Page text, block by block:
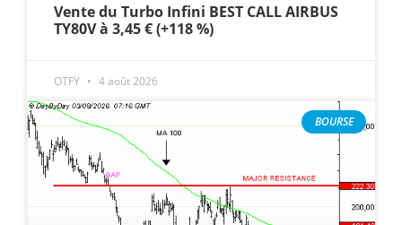
Vente du Turbo Infini BEST CALL AIRBUS
TY80V à 3,45 € (+118 %)
OTFY 4 août 2026
BOURSE